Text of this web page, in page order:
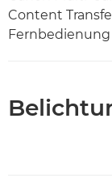
Content